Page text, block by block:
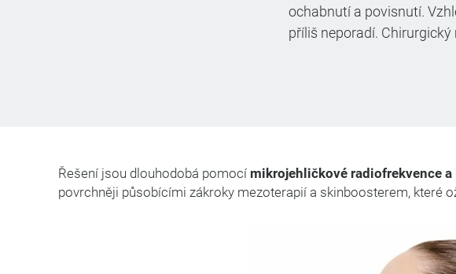
ochabnutí a povisnutí.
příliš neporadí.
Řešení jsou dlouhodobá pomocí mikrojehličkové radiofrekvence a
povrchněji působícími zákroky mezoterapií a skinboosterem, které